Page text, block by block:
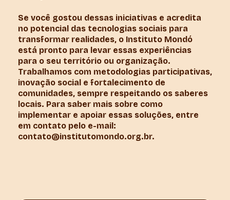
Se você gostou dessas iniciativas e acredita
no potencial das tecnologias sociais para
transformar realidades, o Instituto Mondó
está pronto para levar essas experiências
para o seu território ou organização.
Trabalhamos com metodologias participativas,
inovação social e fortalecimento de
comunidades, sempre respeitando os saberes
locais. Para saber mais sobre como
implementar e apoiar essas soluções, entre
em contato pelo e-mail:
contato@institutomondo.org.br.